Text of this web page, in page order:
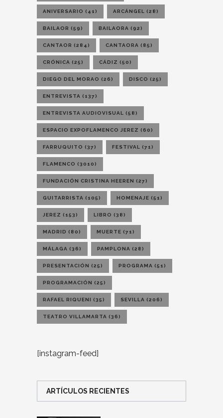
ANIVERSARIO (41) ARCÁNGEL (28)
BAILAOR (59) BAILAORA (92)
CANTAOR (284) CANTAORA (85)
CRÓNICA (25) CÁDIZ (50)
DIEGO DEL MORAO (26) DISCO (25)
ENTREVISTA (137)
ENTREVISTA AUDIOVISUAL (58)
ESPACIO EXPOFLAMENCO JEREZ (60)
FARRUQUITO (37) FESTIVAL (71)
FLAMENCO (3010)
FUNDACIÓN CRISTINA HEEREN (27)
GUITARRISTA (105) HOMENAJE (51)
JEREZ (153) LIBRO (38)
MADRID (80) MUERTE (71)
MÁLAGA (36) PAMPLONA (28)
PRESENTACIÓN (25) PROGRAMA (51)
PROGRAMACIÓN (25)
RAFAEL RIQUENI (35) SEVILLA (206)
TEATRO VILLAMARTA (36)
[instagram-feed]
ARTÍCULOS RECIENTES